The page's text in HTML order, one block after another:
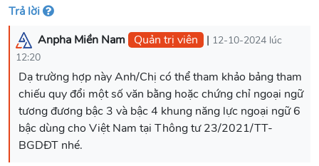
Trả lời
Anpha Miền Nam Quản trị viên | 12-10-2024 lúc
12:20
Dạ trường hợp này Anh/Chị có thể tham khảo bảng tham
chiếu quy đổi một số văn bằng hoặc chứng chỉ ngoại ngữ
tương đương bậc 3 và bậc 4 khung năng lực ngoại ngữ 6
bậc dùng cho Việt Nam tại Thông tư 23/2021/TT-
BGDĐT nhé.